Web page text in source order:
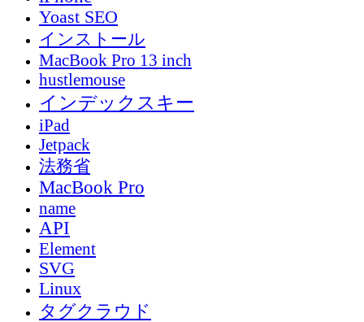
Yoast SEO
インストール
MacBook Pro 13 inch
hustlemouse
インデックスキー
iPad
Jetpack
法務省
MacBook Pro
name
API
Element
SVG
Linux
タグクラウド